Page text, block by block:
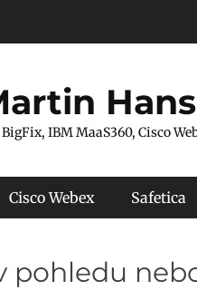
IBM MaaS360, Cisco
Cisco Webex Safetica
pohledu